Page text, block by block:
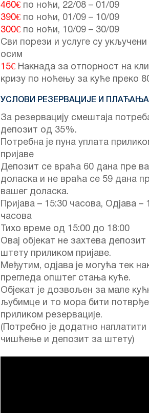
460€ по ноћи, 22/08 – 01/09
390€ по ноћи, 01/09 – 10/09
300€ по ноћи, 10/09 – 30/09
Сви порези и услуге су укључени
осим
15€ Накнада за отпорност на
кризу по ноћењу за куће преко
УСЛОВИ РЕЗЕРВАЦИЈЕ И
За резервацију смештаја
депозит од 35%.
Потребна је пуна уплата
пријаве
Депозит се враћа 60 дана пре
доласка и не враћа се 59 дана
вашег доласка.
Пријава – 15:30 часова, Одјава –
часова
Тихо време од 15:00 до 18:00
Овај објекат не захтева депозит
штету приликом пријаве.
Међутим, одјава је могућа тек
прегледа општег стања куће.
Објекат је дозвољен за мале
љубимце и то мора бити
приликом резервације.
(Потребно је додатно наплатити
чишћење и депозит за штету)